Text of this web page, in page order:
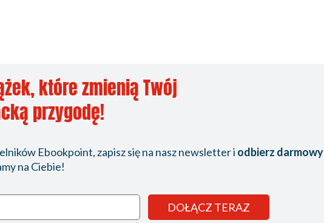
które zmienią Twój
przygodę!
Ebookpoint, zapisz się na nasz newsletter i odbierz darmowy
na Ciebie!
DOŁĄCZ TERAZ